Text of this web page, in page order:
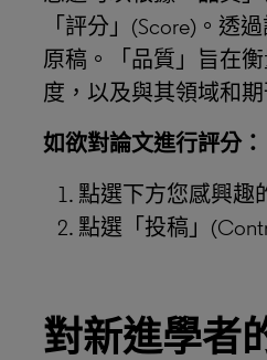
「評分」(Score)。透
原稿。「品質」旨在
度，以及與其領域和期
如欲對論文進行評分：
點選下方您感興趣
點選「投稿」
對新進學者